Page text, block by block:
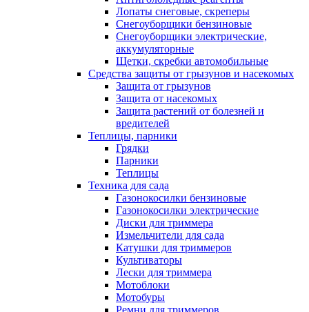
Лопаты снеговые, скреперы
Снегоуборщики бензиновые
Снегоуборщики электрические,
аккумуляторные
Щетки, скребки автомобильные
Средства защиты от грызунов и насекомых
Защита от грызунов
Защита от насекомых
Защита растений от болезней и
вредителей
Теплицы, парники
Грядки
Парники
Теплицы
Техника для сада
Газонокосилки бензиновые
Газонокосилки электрические
Диски для триммера
Измельчители для сада
Катушки для триммеров
Культиваторы
Лески для триммера
Мотоблоки
Мотобуры
Ремни для триммеров